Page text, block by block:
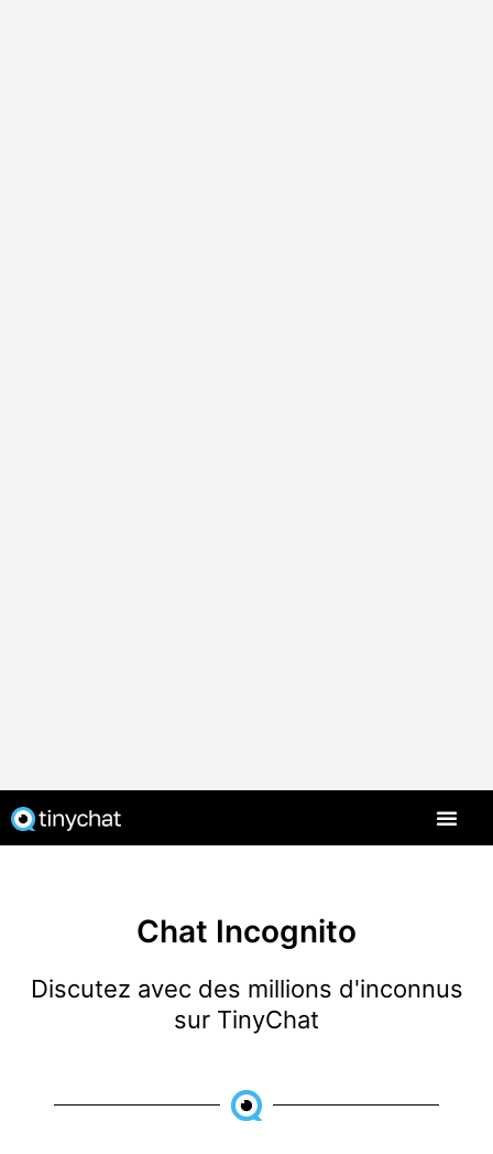
Chat Incognito
Discutez avec des millions d'inconnus
sur TinyChat